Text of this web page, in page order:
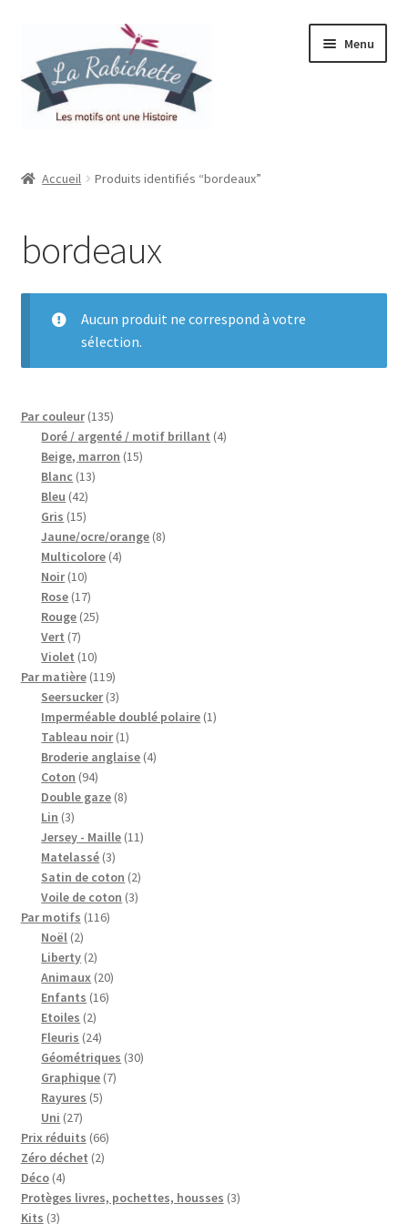
la
navigation
contenu
Menu
Ma liste de souhaits
Mon espace
Mon compte
My Account
Wishlist
Paiement
Panier
Plan du site
Possibilité de retrait gratuit
Track your order
#6710 (pas de titre)
Blog
Qui suis je ?
CGV
Livraison
Mentions légales
Accueil Produits identifiés “bordeaux”
bordeaux
Aucun produit ne correspond à votre
sélection.
Par couleur 135135
produits
Doré / argenté / motif brillant 44
Beige, marron 1515
Blanc 1313
Bleu 4242
produits
Gris 1515
produits
Jaune/ocre/orange 88
Multicolore 44
Noir 1010
produits
Rose 1717
produits
Rouge 2525
Vert 77
produits
Violet 1010
produits
Par matière 119119
produits
Seersucker 33
produits
Imperméable doublé polaire 11
Tableau noir 11
produit
Broderie anglaise 44
Coton 9494
produits
Double gaze 88
Lin 33
produits
Jersey - Maille 1111
Matelassé 33
produits
Satin de coton 22
produits
Voile de coton 33
Par motifs 116116
Noël 22
produits
Liberty 22
produits
Animaux 2020
Enfants 1616
Etoiles 22
produits
Fleuris 2424
produits
Géométriques 3030
Graphique 77
Rayures 55
Uni 2727
produits
Prix réduits 6666
Zéro déchet 22
Déco 44
produits
Protèges livres, pochettes, housses 33
Kits 33